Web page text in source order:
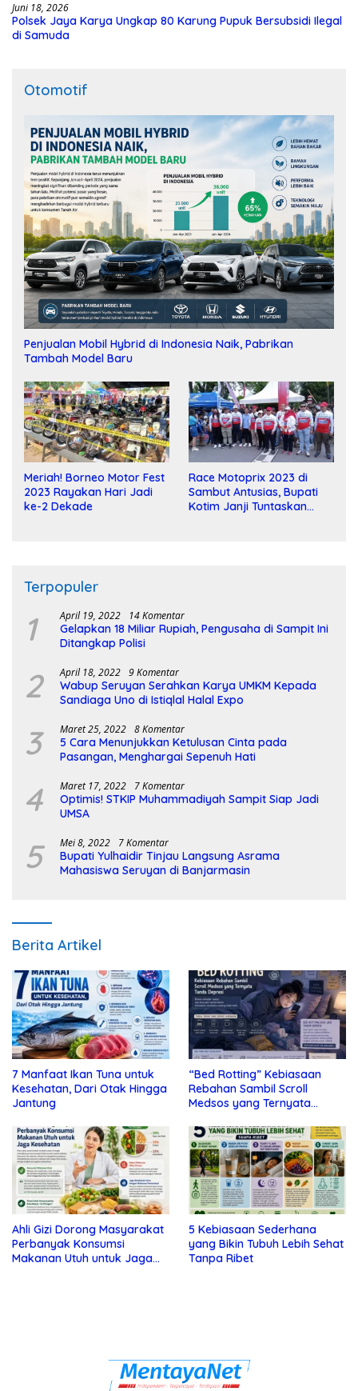
Juni 18, 2026
Polsek Jaya Karya Ungkap 80 Karung Pupuk Bersubsidi Ilegal
di Samuda
Otomotif
Penjualan Mobil Hybrid di Indonesia Naik, Pabrikan
Tambah Model Baru
Meriah! Borneo Motor Fest
2023 Rayakan Hari Jadi
ke-2 Dekade
Race Motoprix 2023 di
Sambut Antusias, Bupati
Kotim Janji Tuntaskan
Terpopuler
1 April 19, 2022 14 Komentar
Gelapkan 18 Miliar Rupiah, Pengusaha di Sampit Ini
Ditangkap Polisi
2 April 18, 2022 9 Komentar
Wabup Seruyan Serahkan Karya UMKM Kepada
Sandiaga Uno di Istiqlal Halal Expo
3 Maret 25, 2022 8 Komentar
5 Cara Menunjukkan Ketulusan Cinta pada
Pasangan, Menghargai Sepenuh Hati
4 Maret 17, 2022 7 Komentar
Optimis! STKIP Muhammadiyah Sampit Siap Jadi
UMSA
5 Mei 8, 2022 7 Komentar
Bupati Yulhaidir Tinjau Langsung Asrama
Mahasiswa Seruyan di Banjarmasin
Berita Artikel
7 Manfaat Ikan Tuna untuk
Kesehatan, Dari Otak Hingga
Jantung
“Bed Rotting” Kebiasaan
Rebahan Sambil Scroll
Medsos yang Ternyata
Ahli Gizi Dorong Masyarakat
Perbanyak Konsumsi
Makanan Utuh untuk Jaga
5 Kebiasaan Sederhana
yang Bikin Tubuh Lebih Sehat
Tanpa Ribet